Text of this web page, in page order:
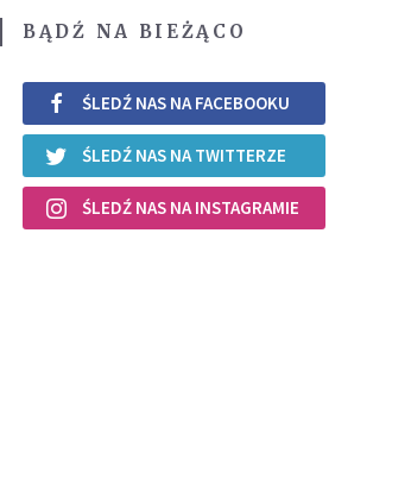
BĄDŹ NA BIEŻĄCO
ŚLEDŹ NAS NA FACEBOOKU
ŚLEDŹ NAS NA TWITTERZE
ŚLEDŹ NAS NA INSTAGRAMIE